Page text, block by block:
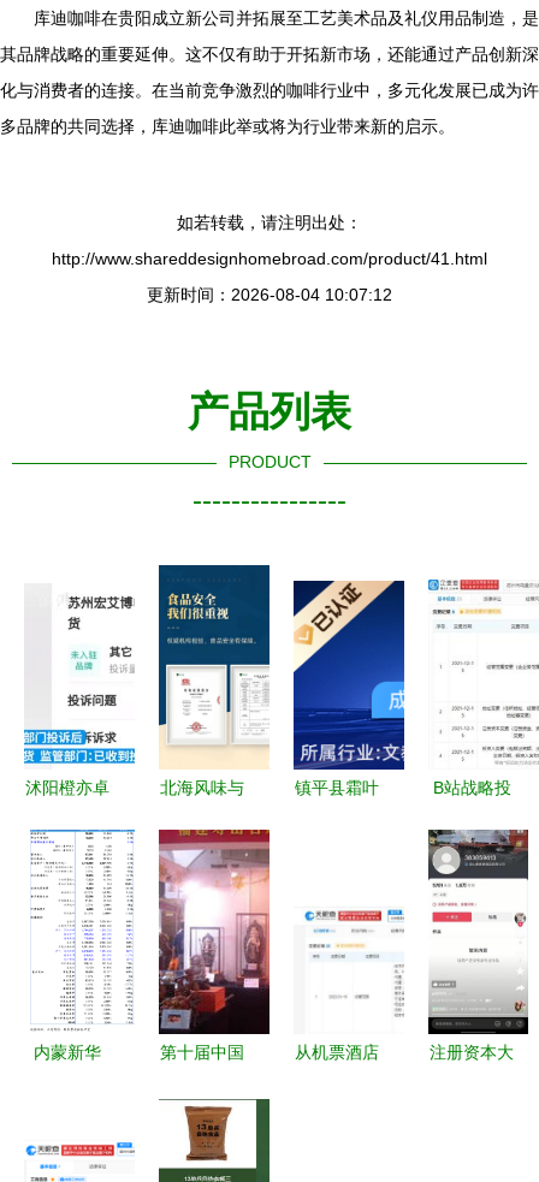
库迪咖啡在贵阳成立新公司并拓展至工艺美术品及礼仪用品制造，是
其品牌战略的重要延伸。这不仅有助于开拓新市场，还能通过产品创新深
化与消费者的连接。在当前竞争激烈的咖啡行业中，多元化发展已成为许
多品牌的共同选择，库迪咖啡此举或将为行业带来新的启示。
如若转载，请注明出处：
http://www.shareddesignhomebroad.com/product/41.html
更新时间：2026-08-04 10:07:12
产品列表
PRODUCT
----------------
沭阳橙亦卓
限公司成立
注册资本10
万人民币进
军工艺美术
品及礼仪用
品制造领域
北海风味与
腊肠煲仔饭
与工艺美术
品
镇平县霜叶
美
B站战略投
布局数字文
创与工艺美
术新赛道
内蒙新华
份有限公司
第十届中国
暨古典家具
收藏品博览
从机票酒店
注册资本大